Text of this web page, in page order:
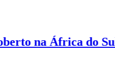
na África do Sul;